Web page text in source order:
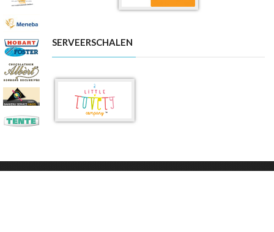
SERVEERSCHALEN